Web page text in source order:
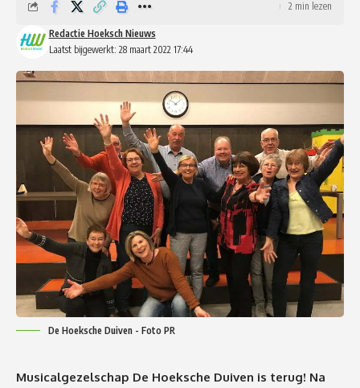
Laatst bijgewerkt: 28 maart 2022 17:44
Redactie Hoeksch Nieuws
2 min lezen
De Hoeksche Duiven - Foto PR
Musicalgezelschap De Hoeksche Duiven is terug! Na